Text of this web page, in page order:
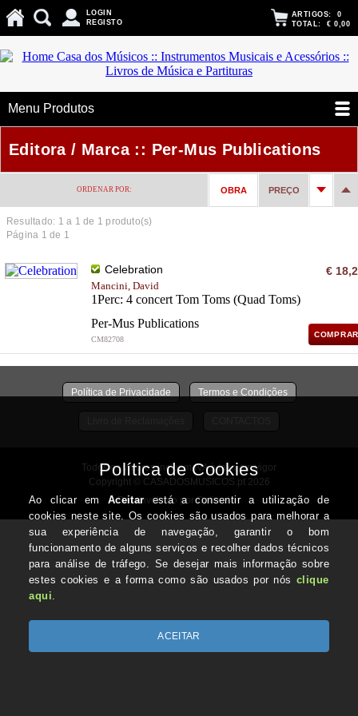
LOGIN
REGISTO
ARTIGOS: 0
TOTAL: € 0,00
Menu Produtos
Editora / Marca :: Per-Mus Publications
ORDENAR POR: OBRA PREÇO
Resultado: 1 a 1 de 1 produto(s)
Página 1 de 1
Celebration
Mancini, David
1Perc: 4 concert Tom Toms (Quad Toms)
Per-Mus Publications
CM82708
€
COMPRAR
Política de Privacidade Termos e Condições
Todos os valores incluem IVA à taxa em vigor
Copyright © CASADOSMUSICOS.pt 2026
Desenvolvido por Optimeios